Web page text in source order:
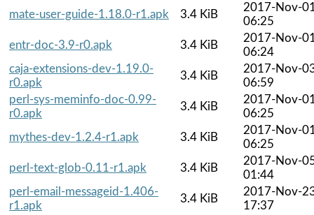
mate-user-guide-1.18.0-r1.apk
3.4 KiB
2017-Nov-
06:25
entr-doc-3.9-r0.apk
3.4 KiB
2017-Nov-
06:24
caja-extensions-dev-1.19.0-
r0.apk
3.4 KiB
2017-Nov-
06:59
perl-sys-meminfo-doc-0.99-
r0.apk
3.4 KiB
2017-Nov-
06:25
mythes-dev-1.2.4-r1.apk
3.4 KiB
2017-Nov-
06:25
perl-text-glob-0.11-r1.apk
3.4 KiB
2017-Nov-
01:44
perl-email-messageid-1.406-
r1.apk
3.4 KiB
2017-Nov-
17:37